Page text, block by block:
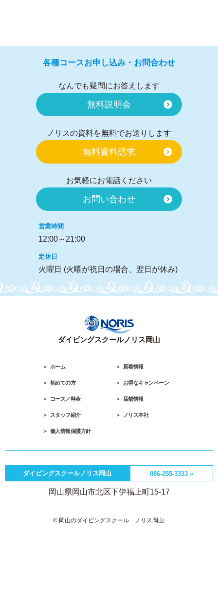
ノリスの資料を無料でお送りします
お気軽にお電話ください
12:00～21:00
定休日
火曜日 (火曜が祝日の場合、翌日が休み)
ホーム 新着情報
コース／料金 店舗情報
スタッフ紹介 ノリス本社
個人情報保護方針
© 岡山のダイビングスクール ノリス岡山.